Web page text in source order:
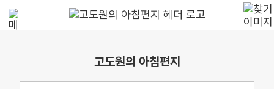
고도원의 아침편지